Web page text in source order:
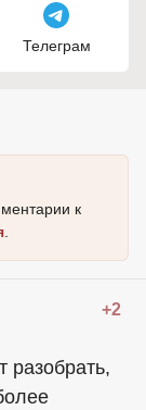
Телеграм
к
.
+2
разобрать,